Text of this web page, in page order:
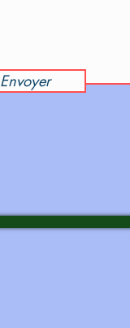
Envoyer